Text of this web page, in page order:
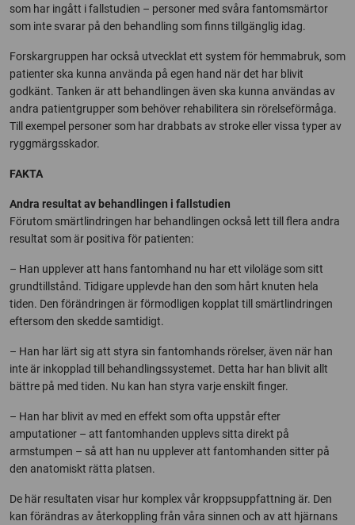
som har ingått i fallstudien – personer med svåra fantomsmärtor
som inte svarar på den behandling som finns tillgänglig idag.
Forskargruppen har också utvecklat ett system för hemmabruk, som
patienter ska kunna använda på egen hand när det har blivit
godkänt. Tanken är att behandlingen även ska kunna användas av
andra patientgrupper som behöver rehabilitera sin rörelseförmåga.
Till exempel personer som har drabbats av stroke eller vissa typer av
ryggmärgsskador.
FAKTA
Andra resultat av behandlingen i fallstudien
Förutom smärtlindringen har behandlingen också lett till flera andra
resultat som är positiva för patienten:
– Han upplever att hans fantomhand nu har ett viloläge som sitt
grundtillstånd. Tidigare upplevde han den som hårt knuten hela
tiden. Den förändringen är förmodligen kopplat till smärtlindringen
eftersom den skedde samtidigt.
– Han har lärt sig att styra sin fantomhands rörelser, även när han
inte är inkopplad till behandlingssystemet. Detta har han blivit allt
bättre på med tiden. Nu kan han styra varje enskilt finger.
– Han har blivit av med en effekt som ofta uppstår efter
amputationer – att fantomhanden upplevs sitta direkt på
armstumpen – så att han nu upplever att fantomhanden sitter på
den anatomiskt rätta platsen.
De här resultaten visar hur komplex vår kroppsuppfattning är. Den
kan förändras av återkoppling från våra sinnen och av att hjärnans